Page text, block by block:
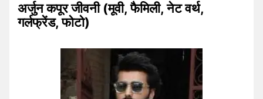
अर्जुन कपूर जीवनी (मूवी, फैमिली, नेट वर्थ,
गर्लफ्रेंड, फोटो)